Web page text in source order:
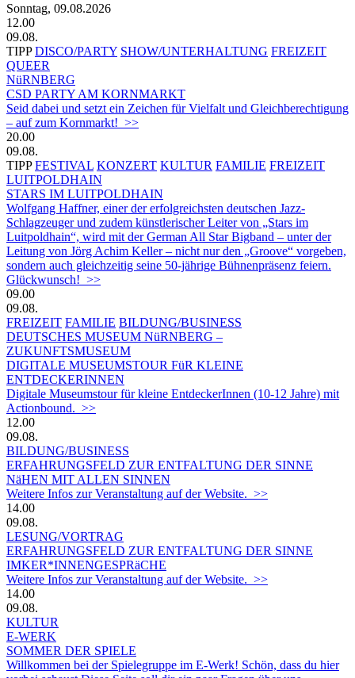
Sonntag, 09.08.2026
12.00
09.08.
TIPP DISCO/PARTY SHOW/UNTERHALTUNG FREIZEIT
QUEER
NüRNBERG
CSD PARTY AM KORNMARKT
Seid dabei und setzt ein Zeichen für Vielfalt und Gleichberechtigung
– auf zum Kornmarkt! >>
20.00
09.08.
TIPP FESTIVAL KONZERT KULTUR FAMILIE FREIZEIT
LUITPOLDHAIN
STARS IM LUITPOLDHAIN
Wolfgang Haffner, einer der erfolgreichsten deutschen Jazz-
Schlagzeuger und zudem künstlerischer Leiter von „Stars im
Luitpoldhain“, wird mit der German All Star Bigband – unter der
Leitung von Jörg Achim Keller – nicht nur den „Groove“ vorgeben,
sondern auch gleichzeitig seine 50-jährige Bühnenpräsenz feiern.
Glückwunsch! >>
09.00
09.08.
FREIZEIT FAMILIE BILDUNG/BUSINESS
DEUTSCHES MUSEUM NüRNBERG –
ZUKUNFTSMUSEUM
DIGITALE MUSEUMSTOUR FüR KLEINE
ENTDECKERINNEN
Digitale Museumstour für kleine EntdeckerInnen (10-12 Jahre) mit
Actionbound. >>
12.00
09.08.
BILDUNG/BUSINESS
ERFAHRUNGSFELD ZUR ENTFALTUNG DER SINNE
NäHEN MIT ALLEN SINNEN
Weitere Infos zur Veranstaltung auf der Website. >>
14.00
09.08.
LESUNG/VORTRAG
ERFAHRUNGSFELD ZUR ENTFALTUNG DER SINNE
IMKER*INNENGESPRäCHE
Weitere Infos zur Veranstaltung auf der Website. >>
14.00
09.08.
KULTUR
E-WERK
SOMMER DER SPIELE
Willkommen bei der Spielegruppe im E-Werk! Schön, dass du hier